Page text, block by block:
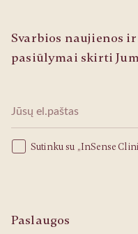
Svarbios naujienos ir
pasiūlymai skirti
Sutinku su „InSense
Paslaugos